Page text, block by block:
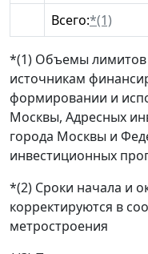
Всего:*(1)
*(1) Объемы лимитов
источникам
формировании и
Москвы, Адресных
города Москвы и
инвестиционных
*(2) Сроки начала и
корректируются в
метростроения